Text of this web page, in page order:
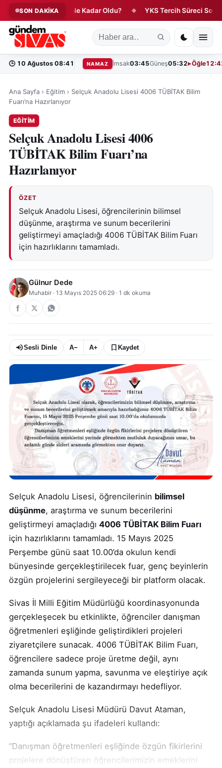
SON DAKİKA
Altın Fiyatları Ne Kadar Oldu? ◆ YKS Tercih Süreci Sona
🕒 10 Ağustos 08:41 NAMAZ İmsak03:45Güneş05:32 Öğle
Ana Sayfa › Eğitim › Selçuk Anadolu Lisesi 4006 TÜBİTAK Bilim
Fuarı’na Hazırlanıyor
EĞITIM
Selçuk Anadolu Lisesi 4006
TÜBİTAK Bilim Fuarı’na
Hazırlanıyor
ÖZET
Selçuk Anadolu Lisesi, öğrencilerinin bilimsel
düşünme, araştırma ve sunum becerilerini
geliştirmeyi amaçladığı 4006 TÜBİTAK Bilim Fuarı
için hazırlıklarını tamamladı.
Gülnur Dede
Muhabir · 13 Mayıs 2025 06:29 · 1 dk okuma
Sesli Dinle A− A+ Kaydet
Selçuk Anadolu Lisesi, öğrencilerinin bilimsel
düşünme, araştırma ve sunum becerilerini
geliştirmeyi amaçladığı 4006 TÜBİTAK Bilim Fuarı
için hazırlıklarını tamamladı. 15 Mayıs 2025
Perşembe günü saat 10.00’da okulun kendi
bünyesinde gerçekleştirilecek fuar, genç beyinlerin
özgün projelerini sergileyeceği bir platform olacak.
Sivas İl Milli Eğitim Müdürlüğü koordinasyonunda
gerçekleşecek bu etkinlikte, öğrenciler danışman
öğretmenleri eşliğinde geliştirdikleri projeleri
ziyaretçilere sunacak. 4006 TÜBİTAK Bilim Fuarı,
öğrencilere sadece proje üretme değil, aynı
zamanda sunum yapma, savunma ve eleştiriye açık
olma becerilerini de kazandırmayı hedefliyor.
Selçuk Anadolu Lisesi Müdürü Davut Ataman,
yaptığı açıklamada şu ifadeleri kullandı:
“Danışman öğretmenleri eşliğinde özgün fikirlerini
projelere dönüştüren öğrencilerimizin emeklerini